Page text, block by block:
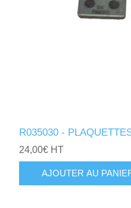
R035030 -
24,00€ HT
AJOUTER AU